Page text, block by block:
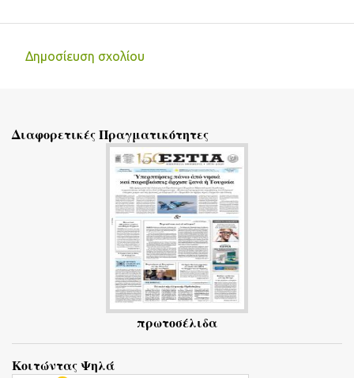
λ
Δημοσίευση σχολίου
Διαφορετικές Πραγματικότητες
πρωτοσέλιδα
Κοιτώντας Ψηλά